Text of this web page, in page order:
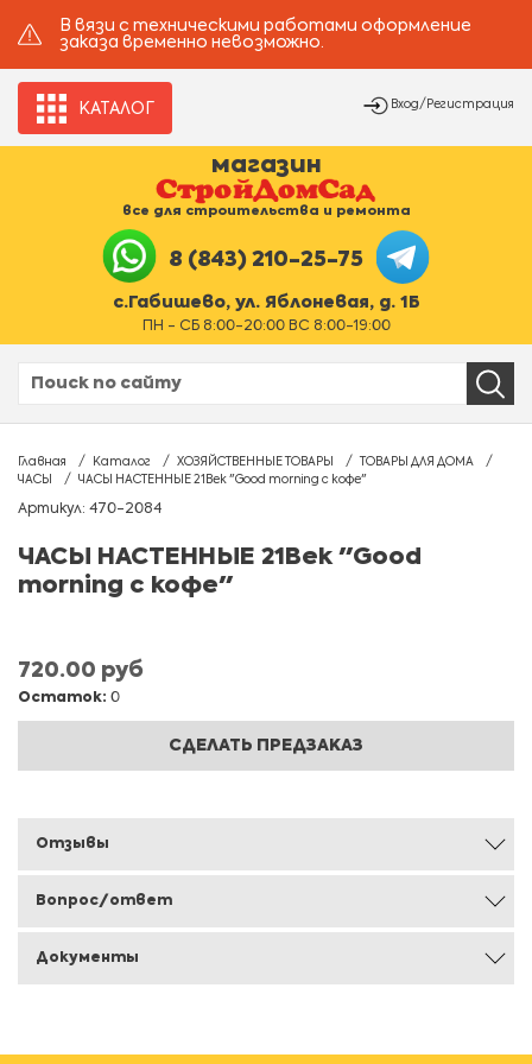
В вязи с техническими работами оформление
заказа временно невозможно.
КАТАЛОГ Вход/Регистрация
магазин
все для строительства и ремонта
8 (843) 210-25-75
с.Габишево, ул. Яблоневая, д. 1Б
ПН - СБ 8:00-20:00 ВС 8:00-19:00
Главная Каталог ХОЗЯЙСТВЕННЫЕ ТОВАРЫ
ТОВАРЫ ДЛЯ ДОМА
ЧАСЫ
ЧАСЫ НАСТЕННЫЕ 21Век "Good morning с кофе"
Артикул: 470-2084
ЧАСЫ НАСТЕННЫЕ 21Век "Good
morning с кофе"
720.00 руб
Остаток: 0
СДЕЛАТЬ ПРЕДЗАКАЗ
Отзывы
Вопрос/ответ
Документы